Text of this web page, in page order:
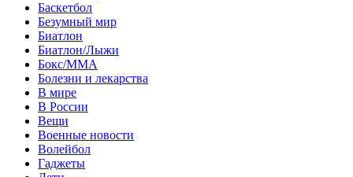
Баскетбол
Безумный мир
Биатлон
Биатлон/Лыжи
Бокс/MMA
Болезни и лекарства
В мире
В России
Вещи
Военные новости
Волейбол
Гаджеты